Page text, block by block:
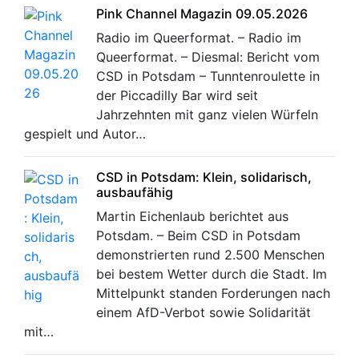
Pink Channel Magazin 09.05.2026
Radio im Queerformat. – Radio im
Queerformat. – Diesmal: Bericht vom
CSD in Potsdam – Tunntenroulette in
der Piccadilly Bar wird seit
Jahrzehnten mit ganz vielen Würfeln
gespielt und Autor…
CSD in Potsdam: Klein, solidarisch,
ausbaufähig
Martin Eichenlaub berichtet aus
Potsdam. – Beim CSD in Potsdam
demonstrierten rund 2.500 Menschen
bei bestem Wetter durch die Stadt. Im
Mittelpunkt standen Forderungen nach
einem AfD-Verbot sowie Solidarität
mit…